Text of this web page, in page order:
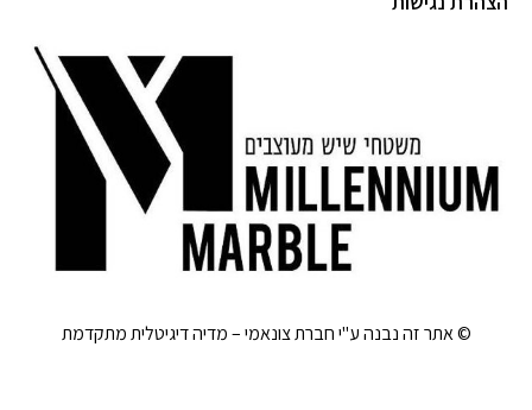
© אתר זה נבנה ע"י חברת צונאמי – מדיה דיגיטלית מתקדמת